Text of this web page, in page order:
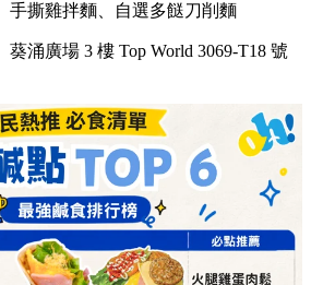
手撕雞拌麵、自選多餸刀削麵
葵涌廣場 3 樓 Top World 3069-T18 號